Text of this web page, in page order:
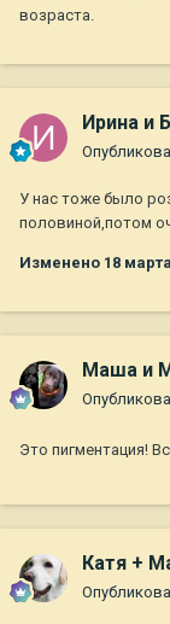
возраста.
Ирина и
У нас тоже было
половиной,потом
Изменено 18
Маша и
Это пигментация!
Катя +